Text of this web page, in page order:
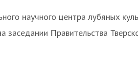
научного центра лубяных
заседании Правительства